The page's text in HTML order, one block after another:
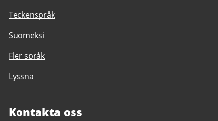
Teckenspråk
Suomeksi
Fler språk
Lyssna
Kontakta oss